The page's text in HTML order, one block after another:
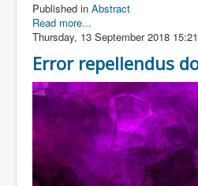
Published in Abstract
Read more...
Thursday, 13 September 2018 15:21
Error repellendus